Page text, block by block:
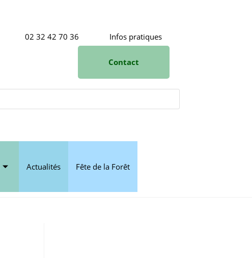
02 32 42 70 36 Infos pratiques
Contact
Actualités Fête de la Forêt